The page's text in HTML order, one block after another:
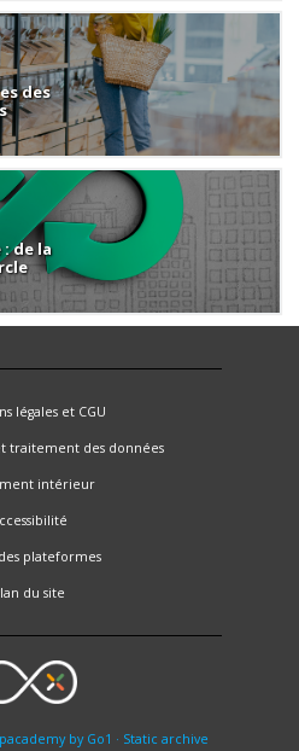
des
: de la
by Go1 · Static archive
légales et CGU
traitement des données
intérieur
plateformes
du site